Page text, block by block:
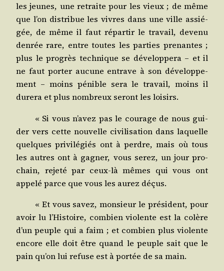
les jeunes, une retraite pour les vieux ; de même
que l’on dis­tri­bue les vivres dans une ville assié­
gée, de même il faut répar­tir le tra­vail, deve­nu
den­rée rare, entre toutes les par­ties pre­nantes ;
plus le pro­grès tech­nique se déve­lop­pe­ra – et il
ne faut por­ter aucune entrave à son déve­lop­pe­
ment – moins pénible sera le tra­vail, moins il
dure­ra et plus nom­breux seront les loisirs.
« Si vous n’a­vez pas le cou­rage de nous gui­
der vers cette nou­velle civi­li­sa­tion dans laquelle
quelques pri­vi­lé­giés ont à perdre, mais où tous
les autres ont à gagner, vous serez, un jour pro­
chain, reje­té par ceux-là mêmes qui vous ont
appe­lé parce que vous les aurez déçus.
« Et vous savez, mon­sieur le pré­sident, pour
avoir lu l’His­toire, com­bien vio­lente est la colère
d’un peuple qui a faim ; et com­bien plus vio­lente
encore elle doit être quand le peuple sait que le
pain qu’on lui refuse est à por­tée de sa main.